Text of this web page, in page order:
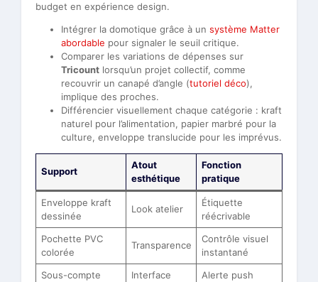
budget en expérience design.
Intégrer la domotique grâce à un système Matter
abordable pour signaler le seuil critique.
Comparer les variations de dépenses sur
Tricount lorsqu’un projet collectif, comme
recouvrir un canapé d’angle (tutoriel déco),
implique des proches.
Différencier visuellement chaque catégorie : kraft
naturel pour l’alimentation, papier marbré pour la
culture, enveloppe translucide pour les imprévus.
Support
Atout
esthétique
Fonction
pratique
Enveloppe kraft
dessinée
Look atelier
Étiquette
réécrivable
Pochette PVC
colorée
Transparence
Contrôle visuel
instantané
Sous-compte
Interface
Alerte push